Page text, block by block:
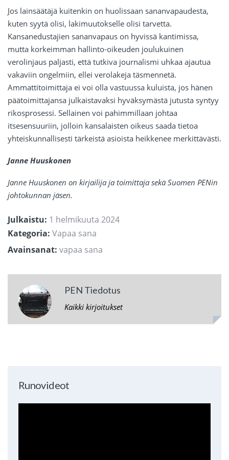
Jos lainsäätäjä kuitenkin on huolissaan sananvapaudesta,
kuten syytä olisi, lakimuutokselle olisi tarvetta.
Kansanedustajien sananvapaus on hyvissä kantimissa,
mutta korkeimman hallinto-oikeuden joulukuinen
verolinjaus paljasti, että tutkiva journalismi uhkaa ajautua
vakaviin ongelmiin, ellei verolakeja täsmennetä.
Ammattitoimittaja ei voi olla vastuussa kuluista, jos hänen
päätoimittajansa julkaistavaksi hyväksymästä jutusta syntyy
rikosprosessi. Sellainen voi pahimmillaan johtaa
itsesensuuriin, jolloin kansalaisten oikeus saada tietoa
yhteiskunnallisesti tärkeistä asioista heikkenee merkittävästi.
Janne Huuskonen
Janne Huuskonen on kirjailija ja toimittaja sekä Suomen PENin
johtokunnan jäsen.
Julkaistu: 1 helmikuuta 2024
Kategoria: Vapaa sana
Avainsanat: vapaa sana
PEN Tiedotus
Kaikki kirjoitukset
Runovideot